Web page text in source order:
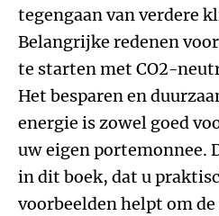
tegengaan van verdere
Belangrijke redenen
te starten met CO2-
Het besparen en
energie is zowel goed
uw eigen portemonnee.
in dit boek, dat u
voorbeelden helpt om de